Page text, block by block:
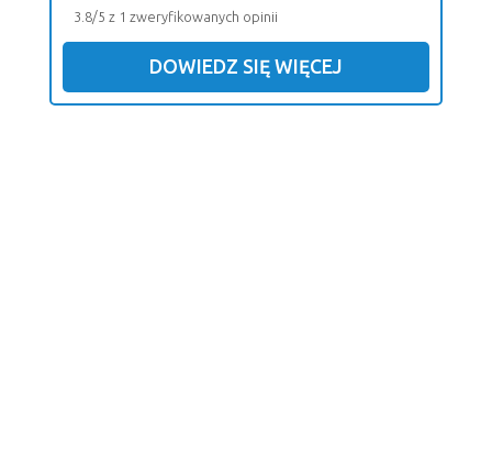
3.8/5 z 1 zweryfikowanych opinii
DOWIEDZ SIĘ WIĘCEJ